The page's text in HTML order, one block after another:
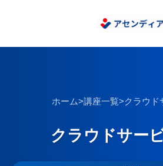
ホーム>講座一覧>クラウド
クラウドサー